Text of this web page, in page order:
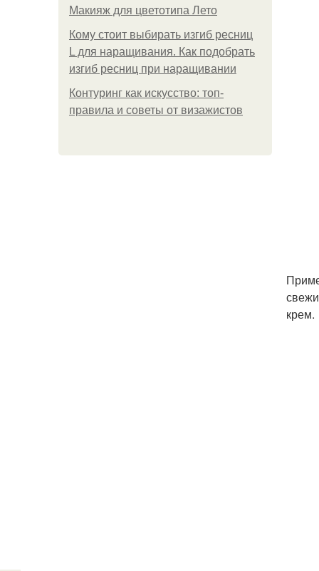
Макияж для цветотипа Лето
Кому стоит выбирать изгиб ресниц
L для наращивания. Как подобрать
изгиб ресниц при наращивании
Контуринг как искусство: топ-
правила и советы от визажистов
крем.